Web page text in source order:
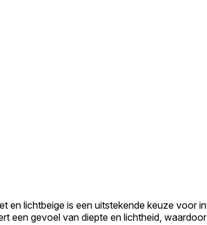
en lichtbeige is een uitstekende keuze voor
een gevoel van diepte en lichtheid,